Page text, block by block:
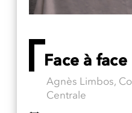
Face à face
Agnès Limbos,
Centrale